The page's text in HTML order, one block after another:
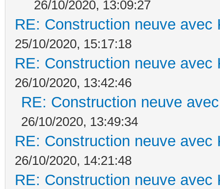
26/10/2020, 13:09:27
RE: Construction neuve avec
25/10/2020, 15:17:18
RE: Construction neuve avec
26/10/2020, 13:42:46
RE: Construction neuve
26/10/2020, 13:49:34
RE: Construction neuve avec
26/10/2020, 14:21:48
RE: Construction neuve avec